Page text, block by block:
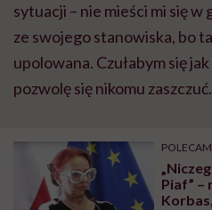
sytuacji – nie mieści mi się w
ze swojego stanowiska, bo
upolowana. Czułabym się
pozwolę się nikomu zaszczuć.
Piaf” –